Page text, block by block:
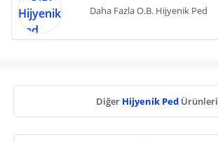
Daha Fazla O.B. Hijyenik Ped
Diğer Hijyenik Ped Ürünleri